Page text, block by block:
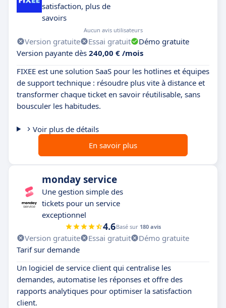
satisfaction, plus de
savoirs
Aucun avis utilisateurs
Version gratuite Essai gratuit
Démo gratuite
Version payante dès 240,00 € /mois
FIXEE est une solution SaaS pour les hotlines et équipes
de support technique : résoudre plus vite à distance et
transformer chaque ticket en savoir réutilisable, sans
bousculer les habitudes.
Voir plus de détails
En savoir plus
monday service
Une gestion simple des
tickets pour un service
exceptionnel
4.6Basé sur 180 avis
Version gratuite Essai gratuit
Démo gratuite
Tarif sur demande
Un logiciel de service client qui centralise les
demandes, automatise les réponses et offre des
rapports analytiques pour optimiser la satisfaction
client.